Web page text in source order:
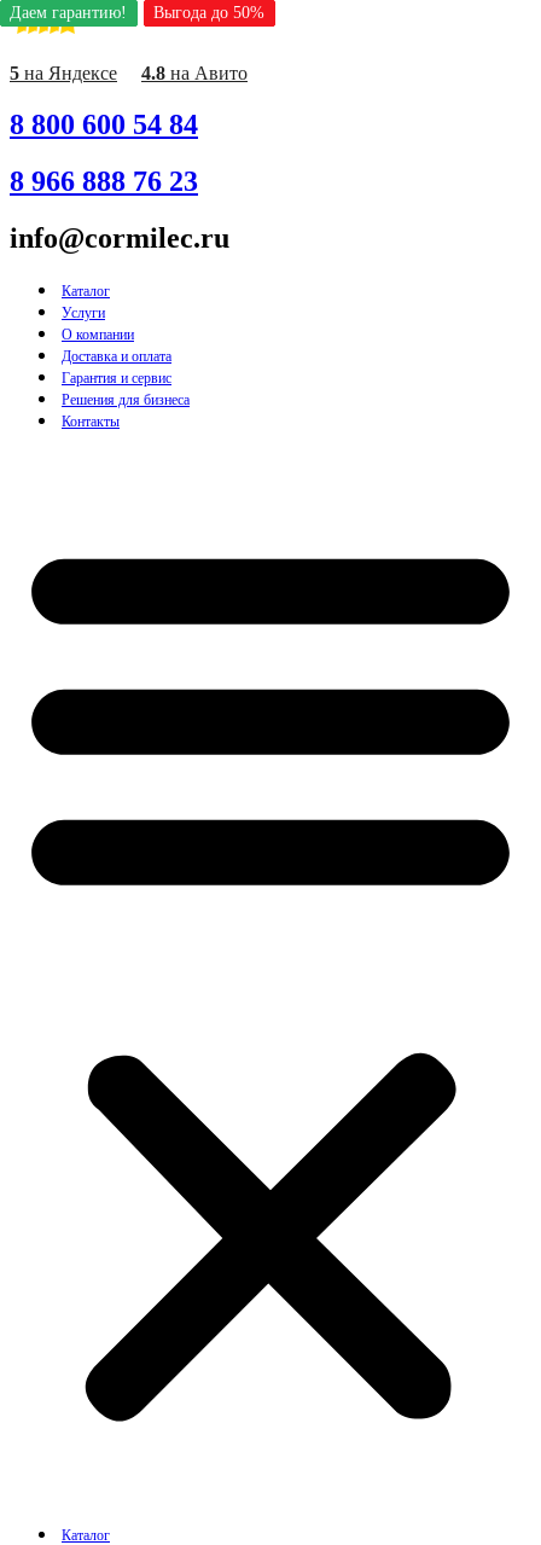
Перейти
к
содержимому
5 на Яндексе 4.8 на Авито
8 800 600 54 84
8 966 888 76 23
info@cormilec.ru
Каталог
Услуги
О компании
Доставка и оплата
Гарантия и сервис
Решения для бизнеса
Контакты
Каталог
Даем гарантию! Выгода до 50%
Даем гарантию! Выгода до 50%
Даем гарантию! Выгода до 50%
Даем гарантию! Выгода до 50%
Даем гарантию! Выгода до 50%